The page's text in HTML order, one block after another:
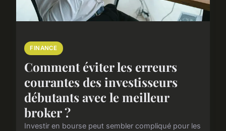
FINANCE
Comment éviter les erreurs
courantes des investisseurs
débutants avec le meilleur
broker ?
Investir en bourse peut sembler compliqué pour les